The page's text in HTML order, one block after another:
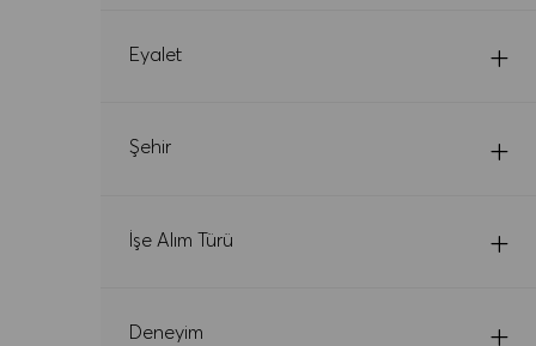
Eyalet
Şehir
İşe Alım Türü
Deneyim